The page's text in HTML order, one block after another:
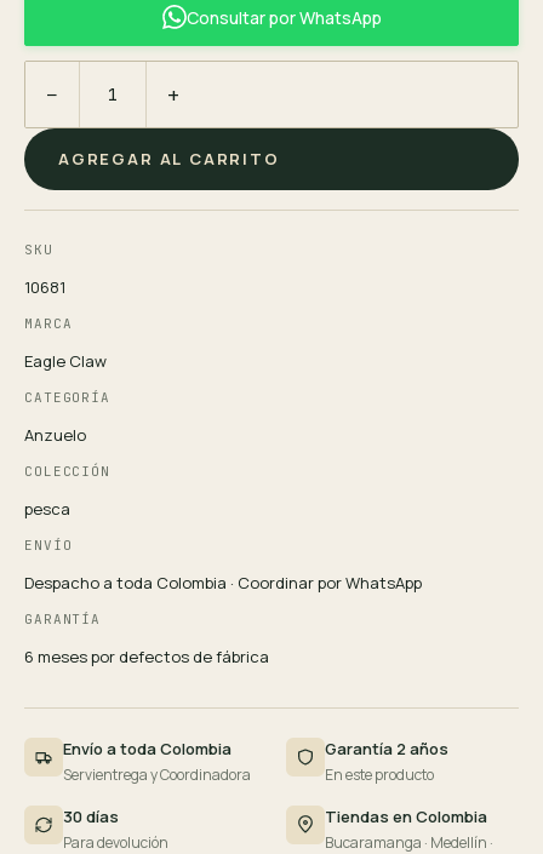
Consultar por WhatsApp
− +
AGREGAR AL CARRITO
SKU
10681
MARCA
Eagle Claw
CATEGORÍA
Anzuelo
COLECCIÓN
pesca
ENVÍO
Despacho a toda Colombia · Coordinar por WhatsApp
GARANTÍA
6 meses por defectos de fábrica
Envío a toda Colombia
Servientrega y Coordinadora
Garantía 2 años
En este producto
30 días
Para devolución
Tiendas en Colombia
Bucaramanga · Medellín ·